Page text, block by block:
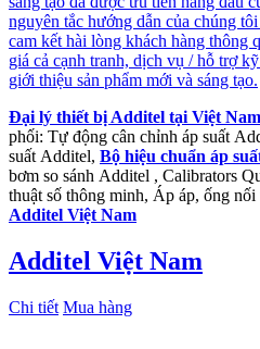
nguyên tắc hướng dẫn của chúng
cam kết hài lòng khách hàng thông
giá cả cạnh tranh, dịch vụ / hỗ trợ
giới thiệu sản phẩm mới và sáng tạo.
Đại lý thiết bị Additel tại Việt Nam
phối: Tự động cân chỉnh áp suất
suất Additel, Bộ hiệu chuẩn áp
bơm so sánh Additel , Calibrators
thuật số thông minh, Áp áp, ống nối
Additel Việt Nam
Additel Việt Nam
Chi tiết Mua hàng